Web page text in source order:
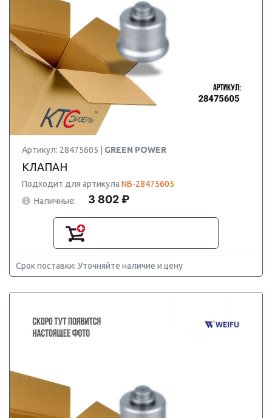
Артикул: 28475605 | GREEN POWER
КЛАПАН
Подходит для артикула NB-28475605
Наличные:
3 802 ₽
Срок поставки: Уточняйте наличие и цену